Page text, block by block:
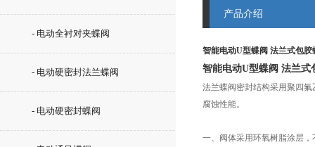
- 电动全衬对夹蝶阀
- 电动硬密封法兰蝶阀
- 电动硬密封蝶阀
产品介绍
智能电动U型蝶阀 法兰式包胶
智能电动U型蝶阀 法兰式
法兰蝶阀密封结构采用聚四
腐蚀性能。
一、阀体采用环氧树脂涂层，